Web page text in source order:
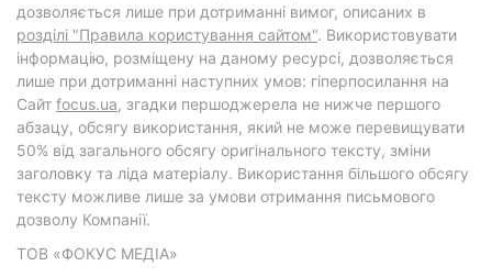
дозволяється лише при дотриманні вимог, описаних в
розділі "Правила користування сайтом". Використовувати
інформацію, розміщену на даному ресурсі, дозволяється
лише при дотриманні наступних умов: гіперпосилання на
Cайт focus.ua, згадки першоджерела не нижче першого
абзацу, обсягу використання, який не може перевищувати
50% від загального обсягу оригінального тексту, зміни
заголовку та ліда матеріалу. Використання більшого обсягу
тексту можливе лише за умови отримання письмового
дозволу Компанії.
ТОВ «ФОКУС МЕДІА»